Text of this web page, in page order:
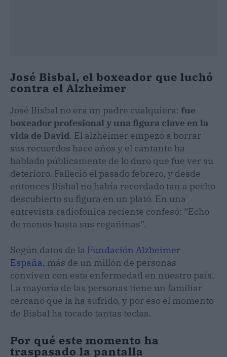
José Bisbal, el boxeador que luchó
contra el Alzheimer
José Bisbal no era un padre cualquiera: fue
boxeador profesional y una figura clave en la
vida de David. El alzhéimer empezó a borrar
sus recuerdos hace años y el cantante ha
hablado públicamente de lo duro que fue ver su
deterioro. Falleció el pasado febrero, y desde
entonces Bisbal no había recordado tan a pecho
descubierto su figura en un plató. En una
entrevista radiofónica reciente confesó: “Echo
de menos hasta sus regañinas”.
Según datos de la Fundación Alzheimer
España, más de un millón de personas
conviven con esta enfermedad en nuestro país.
La mayoría de las personas tiene un familiar
cercano que la ha sufrido, y por eso el momento
de Bisbal ha tocado tantas teclas.
Por qué este momento ha
traspasado la pantalla